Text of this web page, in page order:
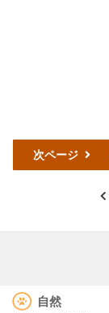
次ページ
<
自然